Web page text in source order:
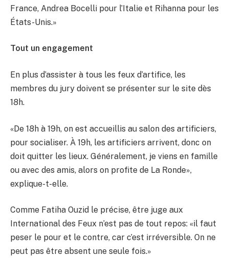
France, Andrea Bocelli pour l’Italie et Rihanna pour les
États-Unis.»
Tout un engagement
En plus d’assister à tous les feux d’artifice, les
membres du jury doivent se présenter sur le site dès
18h.
«De 18h à 19h, on est accueillis au salon des artificiers,
pour socialiser. À 19h, les artificiers arrivent, donc on
doit quitter les lieux. Généralement, je viens en famille
ou avec des amis, alors on profite de La Ronde»,
explique-t-elle.
Comme Fatiha Ouzid le précise, être juge aux
International des Feux n’est pas de tout repos: «il faut
peser le pour et le contre, car c’est irréversible. On ne
peut pas être absent une seule fois.»